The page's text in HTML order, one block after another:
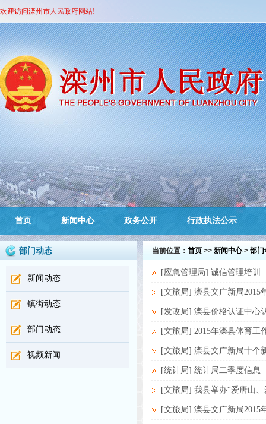
欢迎访问滦州市人民政府网站!
首页 新闻中心 政务公开 行政执法公示
部门动态
新闻动态
镇街动态
部门动态
视频新闻
当前位置： 首页 >> 新闻中心> 部门
[应急管理局] 诚信管理培训
[文旅局] 滦县文广新局2015
[发改局] 滦县价格认证中心
[文旅局] 2015年滦县体育工
[文旅局] 滦县文广新局十个
[统计局] 统计局二季度信息
[文旅局] 我县举办“爱唐山
[文旅局] 滦县文广新局2015